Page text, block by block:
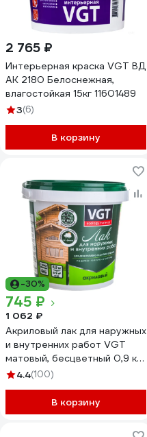
2 765 ₽
Интерьерная краска VGT ВД
АК 2180 Белоснежная,
влагостойкая 15кг 11601489
3(6)
В корзину
-30%
745 ₽
1 062 ₽
Акриловый лак для наружных
и внутренних работ VGT
матовый, бесцветный 0,9 кг
11600825
4.4(100)
В корзину